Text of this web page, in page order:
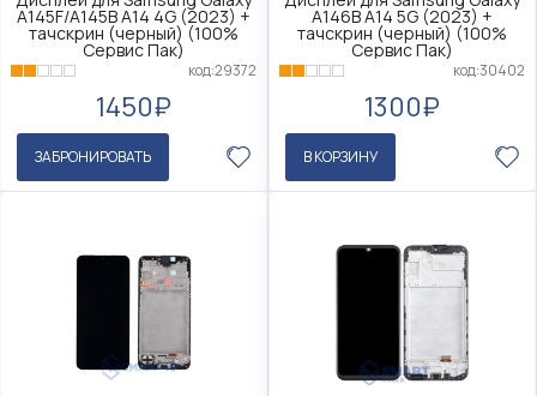
A145F/A145B A14 4G (2023) +
тачскрин (черный) (100%
Сервис Пак)
код:29372
1450₽
ЗАБРОНИРОВАТЬ
A146B A14 5G (2023) +
тачскрин (черный) (100%
Сервис Пак)
код:30402
1300₽
В КОРЗИНУ